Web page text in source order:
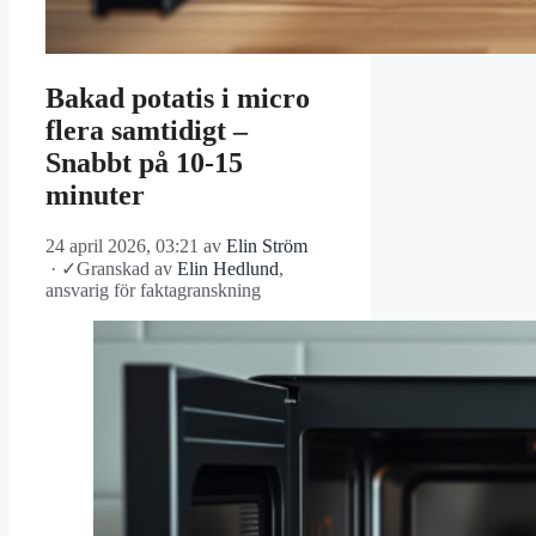
Bakad potatis i micro
flera samtidigt –
Snabbt på 10-15
minuter
24 april 2026, 03:21 av Elin Ström
· ✓Granskad av Elin Hedlund,
ansvarig för faktagranskning